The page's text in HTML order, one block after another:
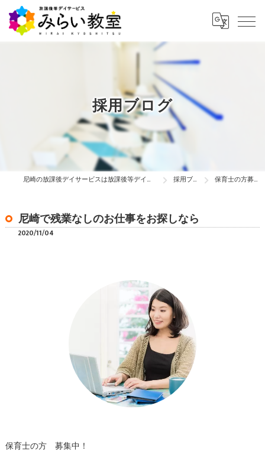
採用ブログ
尼崎の放課後デイサービスは放課後等デイサービス みらい教室 採用ブログ 保育士の方募集中！…
尼崎で残業なしのお仕事をお探しなら
2020/11/04
保育士の方 募集中！